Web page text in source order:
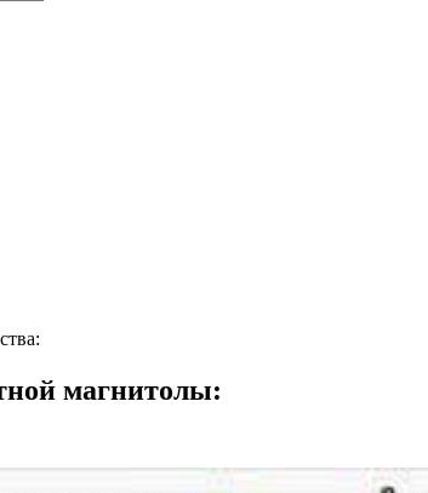
магнитолы: